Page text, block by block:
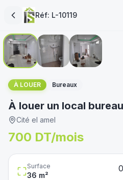
Réf: L-10119
À LOUER Bureaux
À louer un local
Cité el amel
700 DT/mois
Surface
36 m²
0